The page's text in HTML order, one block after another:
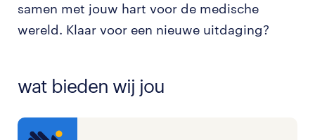
samen met jouw hart voor de medische
wereld. Klaar voor een nieuwe uitdaging?
wat bieden wij jou